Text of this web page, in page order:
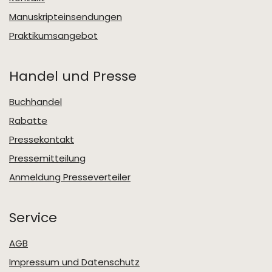
Manuskripteinsendungen
Praktikumsangebot
Handel und Presse
Buchhandel
Rabatte
Pressekontakt
Pressemitteilung
Anmeldung Presseverteiler
Service
AGB
Impressum und Datenschutz